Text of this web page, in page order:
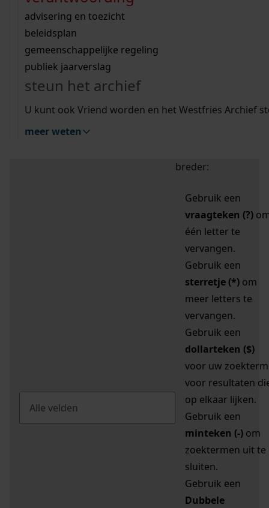
bouwvergunningen
omgevingsvergunningen
vergunningen
beeld en geluid
uitleg nodig?
Wij helpen u op weg met een aantal zoektips.
bekijk alle zoektips
Wij helpen u op weg met een aantal zoektips.
bekijk alle zoektips
bekijk ons geschiedenislokaal
advisering en toezicht
beleidsplan
gemeenschappelijke regeling
publiek jaarverslag
steun het archief
U kunt ook Vriend worden en het Westfries Archief
meer weten
zoektips
Mijn Studiezaal (inloggen)
uw zoekopdracht te
breder:
Gebruik een
vraagteken (?)
één letter te
vervangen.
Gebruik een
sterretje (*) om
meer letters te
vervangen.
Gebruik een
dollarteken ($)
voor uw zoekterm
voor resultaten
op elkaar lijken.
Gebruik een
minteken (-) om
zoektermen uit te
sluiten.
Gebruik een
Dubbele